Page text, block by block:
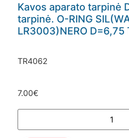
Kavos aparato tarpinė
tarpinė. O-RING
LR3003)NERO D=6,75
TR4062
7.00€